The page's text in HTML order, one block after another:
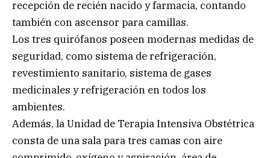
recepción de recién nacido y farmacia, contando
también con ascensor para camillas.
Los tres quirófanos poseen modernas medidas de
seguridad, como sistema de refrigeración,
revestimiento sanitario, sistema de gases
medicinales y refrigeración en todos los
ambientes.
Además, la Unidad de Terapia Intensiva Obstétrica
consta de una sala para tres camas con aire